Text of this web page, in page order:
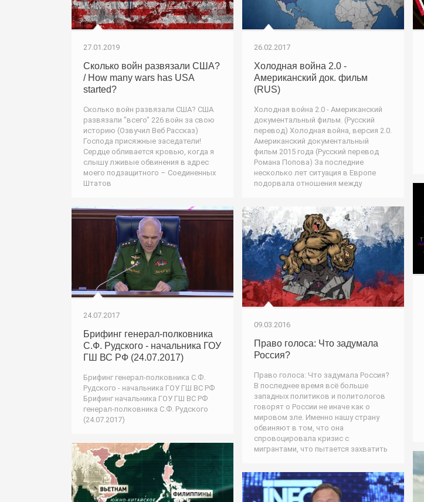
27.01.2019
Сколько войн развязали США?
/ How many wars has USA
started?
Сколько войн развязали США? США
развязали "всего" 226 войн за свою
историю (Озвучил Веб Рассказ)
Господа присяжные заседатели!
Сердце обливается кровью, когда я
слышу лживые обвинения в адрес
моего подзащитного – Соединенных
Штатов
26.02.2017
Холодная война 2.0 -
Американский док. фильм
(RUS)
Холодная война 2.0 - Американский
документальный фильм. (Русский
перевод) Холодная война, версия 2.0.
Американский документальный
фильм 2015 года (Русский перевод
Романа Попова) За последние
несколько лет ситуация в Европе
подорвала отношения между
24.07.2017
Брифинг генерал-полковника
С.Ф. Рудского - начальника ГОУ
ГШ ВС РФ (24.07.2017)
Брифинг генерал-полковника С.Ф.
Рудского - начальника ГОУ ГШ ВС РФ
Брифинг начальника ГОУ ГШ ВС РФ
генерал-полковника С.Ф. Рудского
(24.07.2017)
09.03.2016
Право голоса: Что задумала
Россия?
Право голоса: Что задумала Россия?
В последнее время всё больше
западных политиков и политологов
говорят о России не иначе как о
мировом зле. Именно нашу страну
обвиняют в том, что она
спровоцировала кризис с
мигрантами, что пытается захватить